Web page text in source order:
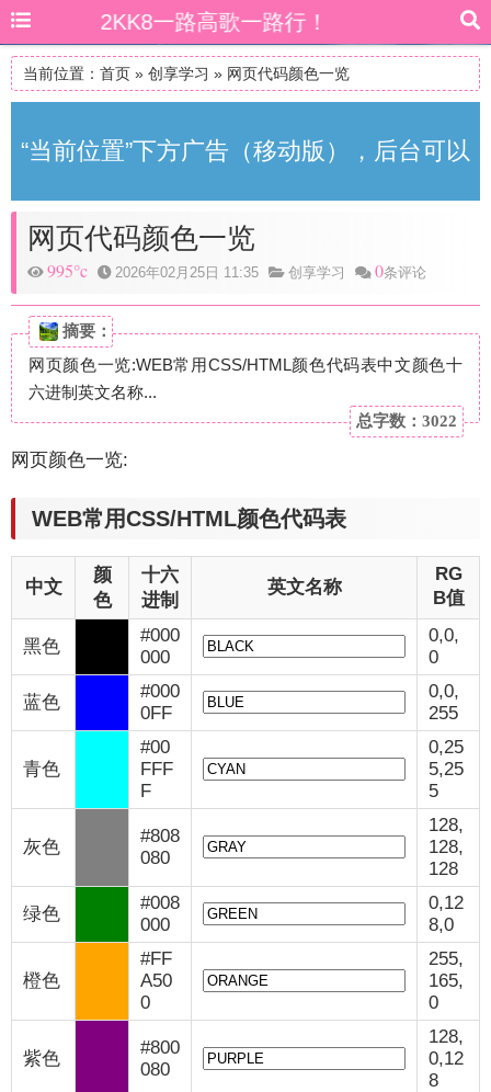
2KK8一路高歌一路行！
当前位置： 首页 » 创享学习 » 网页代码颜色一览
“当前位置”下方广告（移动版），后台可以
自由更改
网页代码颜色一览
995°c 2026年02月25日 11:35 创享学习 0条评论
摘要：
网页颜色一览:WEB常用CSS/HTML颜色代码表中文颜色十
六进制英文名称...
总字数：3022
网页颜色一览:
WEB常用CSS/HTML颜色代码表
中文
颜
色
十六
进制
英文名称
RG
B值
黑色
#000
000
0,0,
0
蓝色
#000
0FF
0,0,
255
青色
#00
FFF
F
0,25
5,25
5
灰色
#808
080
128,
128,
128
绿色
#008
000
0,12
8,0
橙色
#FF
A50
0
255,
165,
0
紫色
#800
080
128,
0,12
8